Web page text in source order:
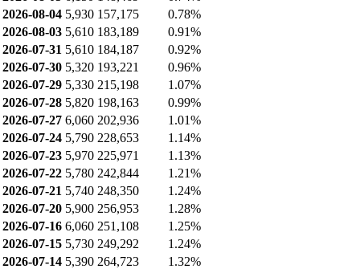
2026-08-04 5,930 157,175
0.78%
2026-08-03 5,610 183,189
0.91%
2026-07-31 5,610 184,187
0.92%
2026-07-30 5,320 193,221
0.96%
2026-07-29 5,330 215,198
1.07%
2026-07-28 5,820 198,163
0.99%
2026-07-27 6,060 202,936
1.01%
2026-07-24 5,790 228,653
1.14%
2026-07-23 5,970 225,971
1.13%
2026-07-22 5,780 242,844
1.21%
2026-07-21 5,740 248,350
1.24%
2026-07-20 5,900 256,953
1.28%
2026-07-16 6,060 251,108
1.25%
2026-07-15 5,730 249,292
1.24%
2026-07-14 5,390 264,723
1.32%